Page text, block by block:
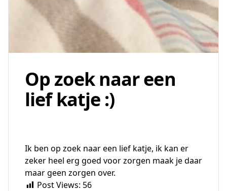
Op zoek naar een
lief katje :)
Ik ben op zoek naar een lief katje, ik kan er
zeker heel erg goed voor zorgen maak je daar
maar geen zorgen over.
Post Views: 56